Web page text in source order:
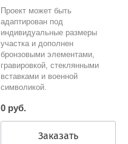
Проект может быть
адаптирован под
индивидуальные размеры
участка и дополнен
бронзовыми элементами,
гравировкой, стеклянными
вставками и военной
символикой.
0 руб.
Заказать